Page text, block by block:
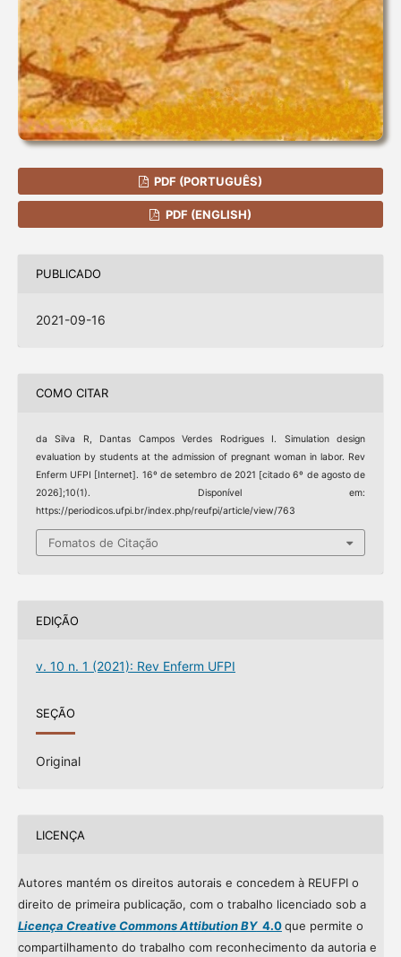
PDF (PORTUGUÊS)
PDF (ENGLISH)
PUBLICADO
2021-09-16
COMO CITAR
da Silva R, Dantas Campos Verdes Rodrigues I. Simulation design
evaluation by students at the admission of pregnant woman in labor. Rev
Enferm UFPI [Internet]. 16º de setembro de 2021 [citado 6º de agosto de
2026];10(1). Disponível em:
https://periodicos.ufpi.br/index.php/reufpi/article/view/763
Fomatos de Citação
EDIÇÃO
v. 10 n. 1 (2021): Rev Enferm UFPI
SEÇÃO
Original
LICENÇA
Autores mantém os direitos autorais e concedem à REUFPI o
direito de primeira publicação, com o trabalho licenciado sob a
Licença Creative Commons Attibution BY4.0que permite o
compartilhamento do trabalho com reconhecimento da autoria e